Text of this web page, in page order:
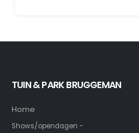
TUIN & PARK BRUGGEMAN
Home
Shows/opendagen -